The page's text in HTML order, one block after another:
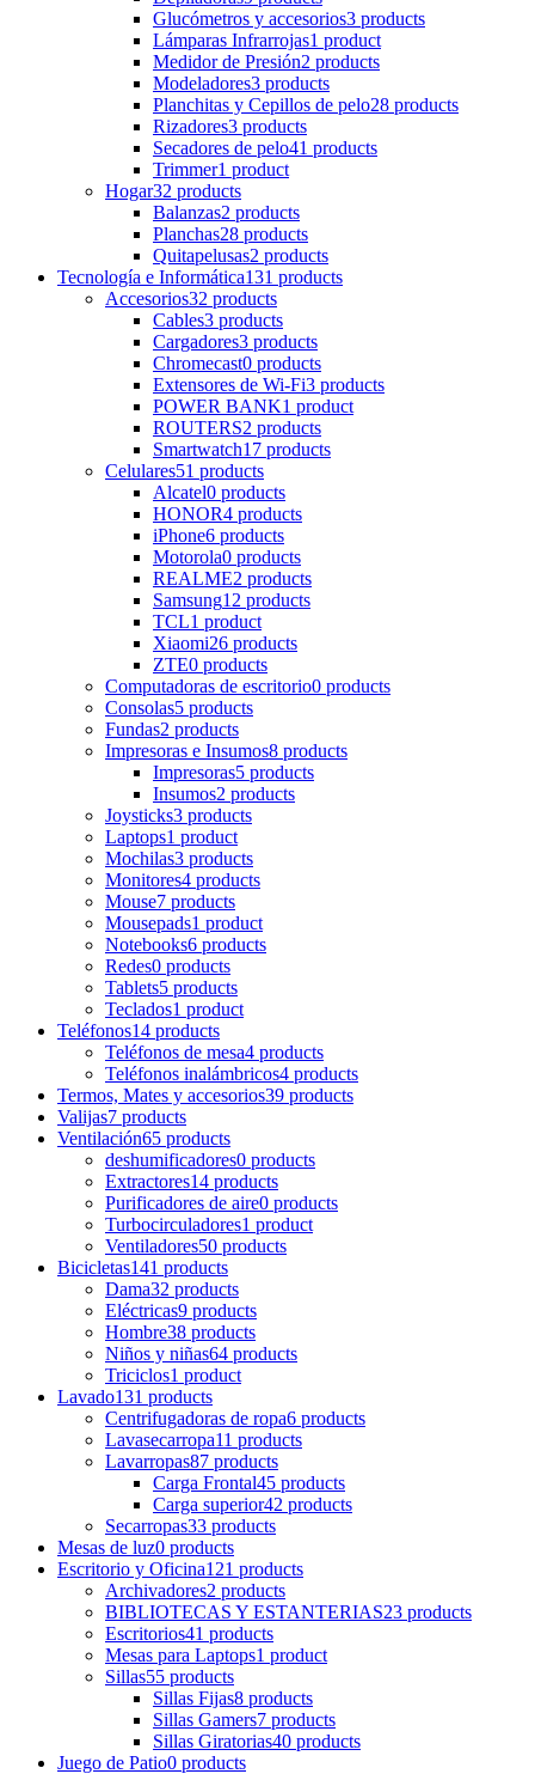
Glucómetros y accesorios3 products
Lámparas Infrarrojas1 product
Medidor de Presión2 products
Modeladores3 products
Planchitas y Cepillos de pelo28 products
Rizadores3 products
Secadores de pelo41 products
Trimmer1 product
Hogar32 products
Balanzas2 products
Planchas28 products
Quitapelusas2 products
Tecnología e Informática131 products
Accesorios32 products
Cables3 products
Cargadores3 products
Chromecast0 products
Extensores de Wi-Fi3 products
POWER BANK1 product
ROUTERS2 products
Smartwatch17 products
Celulares51 products
Alcatel0 products
HONOR4 products
iPhone6 products
Motorola0 products
REALME2 products
Samsung12 products
TCL1 product
Xiaomi26 products
ZTE0 products
Computadoras de escritorio0 products
Consolas5 products
Fundas2 products
Impresoras e Insumos8 products
Impresoras5 products
Insumos2 products
Joysticks3 products
Laptops1 product
Mochilas3 products
Monitores4 products
Mouse7 products
Mousepads1 product
Notebooks6 products
Redes0 products
Tablets5 products
Teclados1 product
Teléfonos14 products
Teléfonos de mesa4 products
Teléfonos inalámbricos4 products
Termos, Mates y accesorios39 products
Valijas7 products
Ventilación65 products
deshumificadores0 products
Extractores14 products
Purificadores de aire0 products
Turbocirculadores1 product
Ventiladores50 products
Bicicletas141 products
Dama32 products
Eléctricas9 products
Hombre38 products
Niños y niñas64 products
Triciclos1 product
Lavado131 products
Centrifugadoras de ropa6 products
Lavasecarropa11 products
Lavarropas87 products
Carga Frontal45 products
Carga superior42 products
Secarropas33 products
Mesas de luz0 products
Escritorio y Oficina121 products
Archivadores2 products
BIBLIOTECAS Y ESTANTERIAS23 products
Escritorios41 products
Mesas para Laptops1 product
Sillas55 products
Sillas Fijas8 products
Sillas Gamers7 products
Sillas Giratorias40 products
Juego de Patio0 products